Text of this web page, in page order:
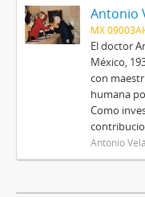
Antonio
MX
El doctor
México,
con
humana
Como
Antonio